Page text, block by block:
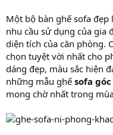
Một bộ bàn ghế sofa
nhu cầu sử dụng của gia
diện tích của căn phòng.
chọn tuyệt vời nhất cho
dáng đẹp, màu sắc hiện
những mẫu ghế sofa
mong chờ nhất trong